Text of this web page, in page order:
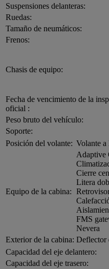
Suspensiones delanteras:
Ruedas:
Tamaño de neumáticos:
Frenos:
Chasis de equipo:
Fecha de vencimiento de la
oficial :
Peso bruto del vehículo:
Soporte:
Posición del volante: Volante a
Equipo de la cabina:
Adaptive
Cierre
Litera
FMS
Nevera
Exterior de la cabina: Deflector
Capacidad del eje delantero:
Capacidad del eje trasero: